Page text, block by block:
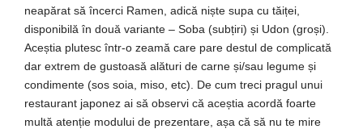
neapărat să încerci Ramen, adică niște supa cu tăiței,
disponibilă în două variante – Soba (subțiri) și Udon (groși).
Aceștia plutesc într-o zeamă care pare destul de complicată
dar extrem de gustoasă alături de carne și/sau legume și
condimente (sos soia, miso, etc). De cum treci pragul unui
restaurant japonez ai să observi că aceștia acordă foarte
multă atenție modului de prezentare, așa că să nu te mire